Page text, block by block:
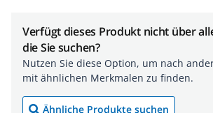
Verfügt dieses Produkt nicht über
die Sie suchen?
Nutzen Sie diese Option, um nach
mit ähnlichen Merkmalen zu finden.
Ähnliche Produkte suchen